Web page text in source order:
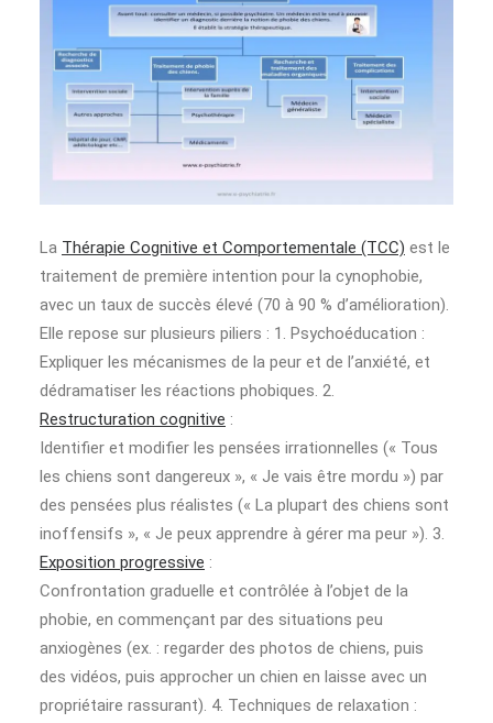
La Thérapie Cognitive et Comportementale (TCC) est le
traitement de première intention pour la cynophobie,
avec un taux de succès élevé (70 à 90 % d’amélioration).
Elle repose sur plusieurs piliers : 1. Psychoéducation :
Expliquer les mécanismes de la peur et de l’anxiété, et
dédramatiser les réactions phobiques. 2.
Restructuration cognitive :
Identifier et modifier les pensées irrationnelles (« Tous
les chiens sont dangereux », « Je vais être mordu ») par
des pensées plus réalistes (« La plupart des chiens sont
inoffensifs », « Je peux apprendre à gérer ma peur »). 3.
Exposition progressive :
Confrontation graduelle et contrôlée à l’objet de la
phobie, en commençant par des situations peu
anxiogènes (ex. : regarder des photos de chiens, puis
des vidéos, puis approcher un chien en laisse avec un
propriétaire rassurant). 4. Techniques de relaxation :